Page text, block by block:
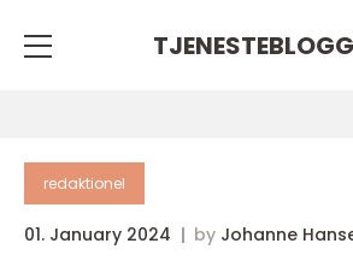
redaktionel
01. January 2024 by Johanne